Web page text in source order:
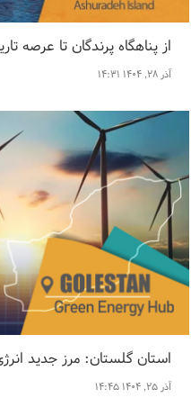
از پناهگاه پرندگان تا عرصه
آذر ۲۸, ۱۴۰۴ ۱۴:۳۱
استان گلستان: مرز جدید
آذر ۲۵, ۱۴۰۴ ۱۴:۴۵